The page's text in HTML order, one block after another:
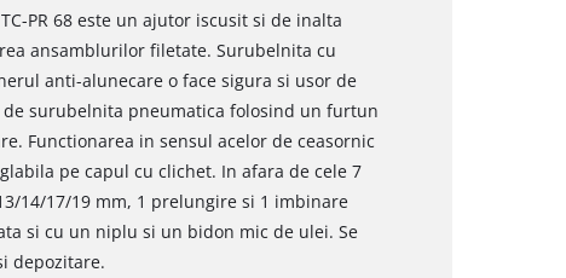
PR 68 este un ajutor iscusit si de inalta
ansamblurilor filetate. Surubelnita cu
anti-alunecare o face sigura si usor de
surubelnita pneumatica folosind un furtun
Functionarea in sensul acelor de ceasornic
pe capul cu clichet. In afara de cele 7
14/17/19 mm, 1 prelungire si 1 imbinare
si cu un niplu si un bidon mic de ulei. Se
depozitare.